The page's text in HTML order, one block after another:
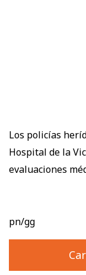
Los policías
Hospital de la
evaluaciones
pn/gg